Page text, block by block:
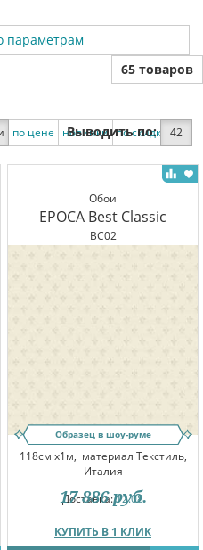
параметрам
65 товаров
по цене новинки по скидке
Выводить по: 42
Обои
EPOCA Best Classic
BC02
Образец в шоу-руме
118см x1м, материал Текстиль,
Италия
Доставка:12.08
КУПИТЬ В 1 КЛИК
17 886 руб.